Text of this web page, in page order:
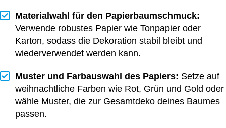
Materialwahl für den Papierbaumschmuck:
Verwende robustes Papier wie Tonpapier oder
Karton, sodass die Dekoration stabil bleibt und
wiederverwendet werden kann.
Muster und Farbauswahl des Papiers: Setze auf
weihnachtliche Farben wie Rot, Grün und Gold oder
wähle Muster, die zur Gesamtdeko deines Baumes
passen.